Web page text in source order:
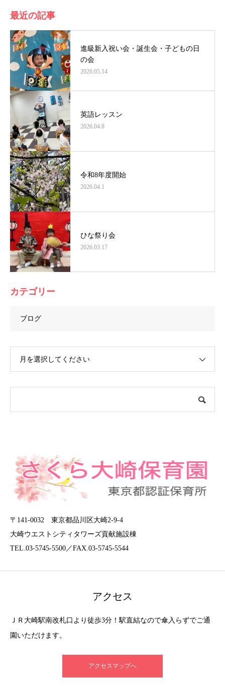
最近の記事
進級新入祝い会・誕生会・子どもの日
の会
2026.05.14
英語レッスン
2026.04.8
令和8年度開始
2026.04.1
ひな祭り会
2026.03.17
カテゴリー
ブログ
月を選択してください
〒141-0032 東京都品川区大崎2-9-4
大崎ウエストシティタワーズ貢献施設棟
TEL.03-5745-5500／FAX.03-5745-5544
アクセス
ＪＲ大崎駅南改札口より徒歩3分！駅直結なので傘入らずでご通
園いただけます。
アクセスマップへ